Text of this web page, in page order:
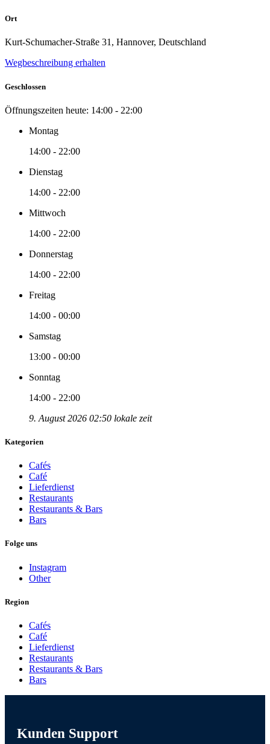
Ort
Kurt-Schumacher-Straße 31, Hannover, Deutschland
Wegbeschreibung erhalten
Geschlossen
Öffnungszeiten heute: 14:00 - 22:00
Montag
14:00 - 22:00
Dienstag
14:00 - 22:00
Mittwoch
14:00 - 22:00
Donnerstag
14:00 - 22:00
Freitag
14:00 - 00:00
Samstag
13:00 - 00:00
Sonntag
14:00 - 22:00
9. August 2026 02:50 lokale zeit
Kategorien
Cafés
Café
Lieferdienst
Restaurants
Restaurants & Bars
Bars
Folge uns
Instagram
Other
Region
Cafés
Café
Lieferdienst
Restaurants
Restaurants & Bars
Bars
Kunden Support